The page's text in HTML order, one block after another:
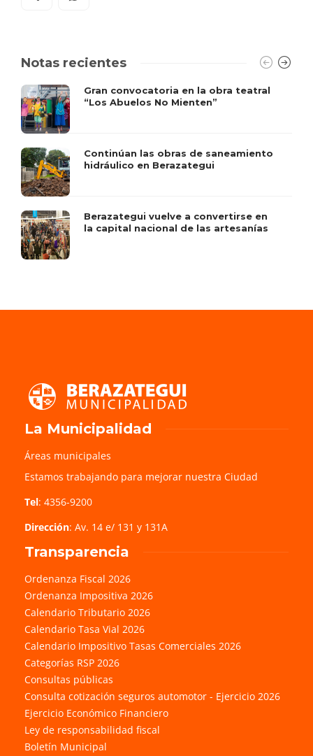
Notas recientes
Gran convocatoria en la obra teatral
“Los Abuelos No Mienten”
Continúan las obras de saneamiento
hidráulico en Berazategui
Berazategui vuelve a convertirse en
la capital nacional de las artesanías
La Municipalidad
Áreas municipales
Estamos trabajando para mejorar nuestra Ciudad
Tel: 4356-9200
Dirección: Av. 14 e/ 131 y 131A
Transparencia
Ordenanza Fiscal 2026
Ordenanza Impositiva 2026
Calendario Tributario 2026
Calendario Tasa Vial 2026
Calendario Impositivo Tasas Comerciales 2026
Categorías RSP 2026
Consultas públicas
Consulta cotización seguros automotor - Ejercicio 2026
Ejercicio Económico Financiero
Ley de responsabilidad fiscal
Boletín Municipal